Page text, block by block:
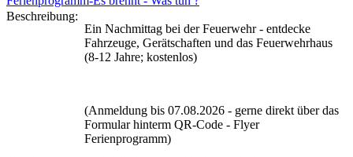
Beschreibung:
Ein Nachmittag bei der Feuerwehr - entdecke
Fahrzeuge, Gerätschaften und das Feuerwehrhaus
(8-12 Jahre; kostenlos)
(Anmeldung bis 07.08.2026 - gerne direkt über das
Formular hinterm QR-Code - Flyer
Ferienprogramm)